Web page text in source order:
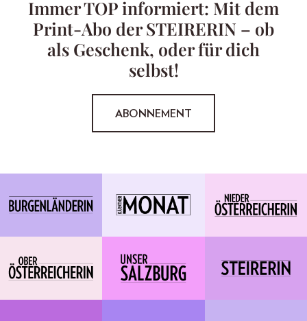
Immer TOP informiert: Mit dem
Print-Abo der STEIRERIN – ob
als Geschenk, oder für dich
selbst!
ABONNEMENT